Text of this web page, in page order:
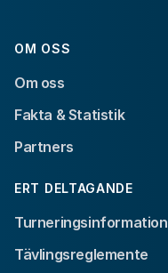
OM OSS
Om oss
Fakta & Statistik
Partners
ERT DELTAGANDE
Turneringsinformation
Tävlingsreglemente